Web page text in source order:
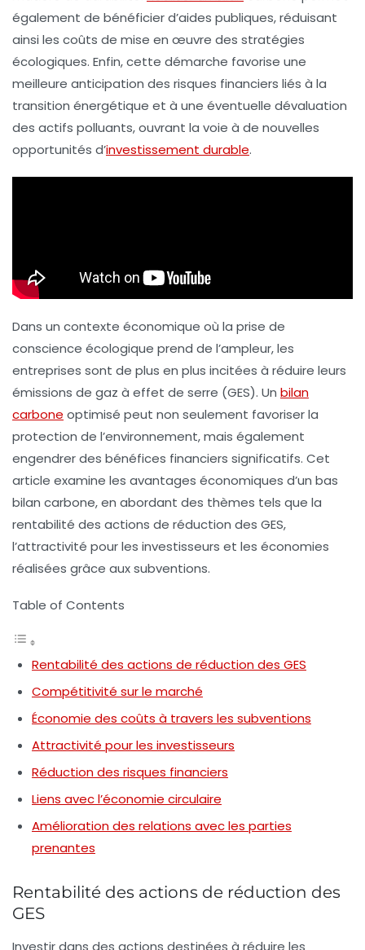
également de bénéficier d’aides publiques, réduisant
ainsi les coûts de mise en œuvre des stratégies
écologiques. Enfin, cette démarche favorise une
meilleure anticipation des risques financiers liés à la
transition énergétique et à une éventuelle dévaluation
des actifs polluants, ouvrant la voie à de nouvelles
opportunités d’investissement durable.
Dans un contexte économique où la prise de
conscience écologique prend de l’ampleur, les
entreprises sont de plus en plus incitées à réduire leurs
émissions de gaz à effet de serre (GES). Un bilan
carbone optimisé peut non seulement favoriser la
protection de l’environnement, mais également
engendrer des bénéfices financiers significatifs. Cet
article examine les avantages économiques d’un bas
bilan carbone, en abordant des thèmes tels que la
rentabilité des actions de réduction des GES,
l’attractivité pour les investisseurs et les économies
réalisées grâce aux subventions.
Table of Contents
Rentabilité des actions de réduction des GES
Compétitivité sur le marché
Économie des coûts à travers les subventions
Attractivité pour les investisseurs
Réduction des risques financiers
Liens avec l’économie circulaire
Amélioration des relations avec les parties
prenantes
Rentabilité des actions de réduction des
GES
Investir dans des actions destinées à réduire les